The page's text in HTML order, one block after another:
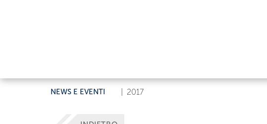
NEWS E EVENTI 2017